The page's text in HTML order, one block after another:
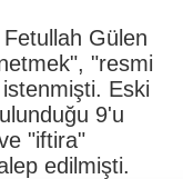
Fetullah Gülen
"resmi
Eski
9'u
"iftira"
edilmişti.